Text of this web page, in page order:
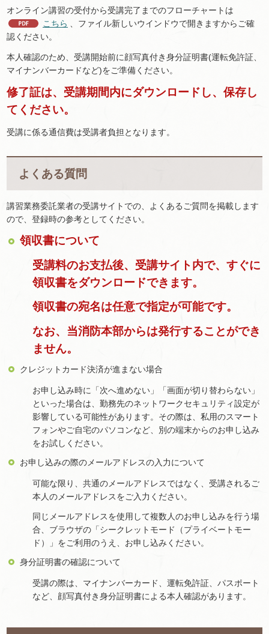
オンライン講習の受付から受講完了までのフローチャートは
こちら 、ファイル新しいウインドウで開きますからご確
認ください。
本人確認のため、受講開始前に顔写真付き身分証明書(運転免許証、
マイナンバーカードなど)をご準備ください。
修了証は、受講期間内にダウンロードし、保存し
てください。
受講に係る通信費は受講者負担となります。
よくある質問
講習業務委託業者の受講サイトでの、よくあるご質問を掲載します
ので、登録時の参考としてください。
領収書について
受講料のお支払後、受講サイト内で、すぐに
領収書をダウンロードできます。
領収書の宛名は任意で指定が可能です。
なお、当消防本部からは発行することができ
ません。
クレジットカード決済が進まない場合
お申し込み時に「次へ進めない」「画面が切り替わらない」
といった場合は、勤務先のネットワークセキュリティ設定が
影響している可能性があります。その際は、私用のスマート
フォンやご自宅のパソコンなど、別の端末からのお申し込み
をお試しください。
お申し込みの際のメールアドレスの入力について
可能な限り、共通のメールアドレスではなく、受講されるご
本人のメールアドレスをご入力ください。
同じメールアドレスを使用して複数人のお申し込みを行う場
合、ブラウザの「シークレットモード（プライベートモー
ド）」をご利用のうえ、お申し込みください。
身分証明書の確認について
受講の際は、マイナンバーカード、運転免許証、パスポート
など、顔写真付き身分証明書による本人確認があります。